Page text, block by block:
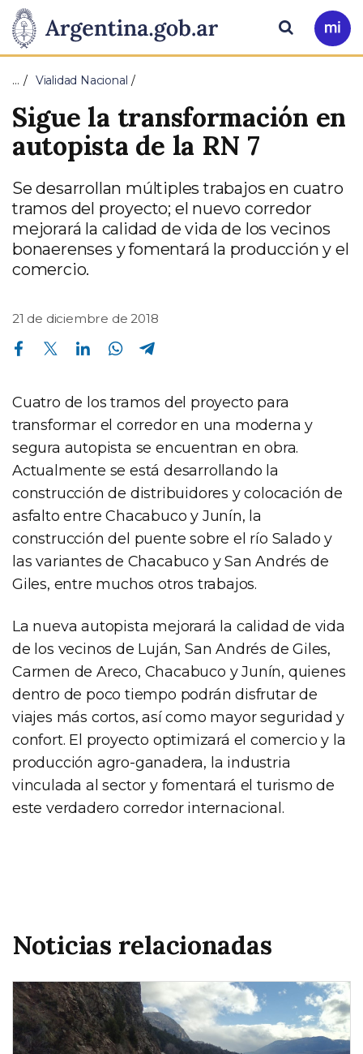
Presidencia
de
la
Nación
Pasar al contenido principal
Ir
a
Buscar
… Vialidad Nacional
Sigue la transformación en
autopista de la RN 7
Se desarrollan múltiples trabajos en cuatro
tramos del proyecto; el nuevo corredor
mejorará la calidad de vida de los vecinos
bonaerenses y fomentará la producción y el
comercio.
21 de diciembre de 2018
Compartir en Facebook Compartir en Twitter Compartir en Linkedin Compartir en Whatsapp
Cuatro de los tramos del proyecto para
transformar el corredor en una moderna y
segura autopista se encuentran en obra.
Actualmente se está desarrollando la
construcción de distribuidores y colocación de
asfalto entre Chacabuco y Junín, la
construcción del puente sobre el río Salado y
las variantes de Chacabuco y San Andrés de
Giles, entre muchos otros trabajos.
La nueva autopista mejorará la calidad de vida
de los vecinos de Luján, San Andrés de Giles,
Carmen de Areco, Chacabuco y Junín, quienes
dentro de poco tiempo podrán disfrutar de
viajes más cortos, así como mayor seguridad y
confort. El proyecto optimizará el comercio y la
producción agro-ganadera, la industria
vinculada al sector y fomentará el turismo de
este verdadero corredor internacional.
Noticias relacionadas